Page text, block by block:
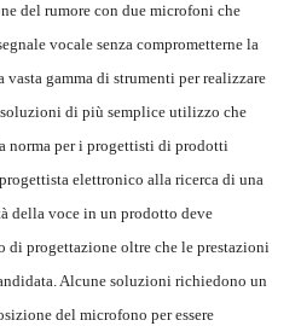
del rumore con due microfoni che
vocale senza comprometterne la
vasta gamma di strumenti per realizzare
di più semplice utilizzo che
norma per i progettisti di prodotti
elettronico alla ricerca di una
della voce in un prodotto deve
di progettazione oltre che le prestazioni
Alcune soluzioni richiedono un
del microfono per essere